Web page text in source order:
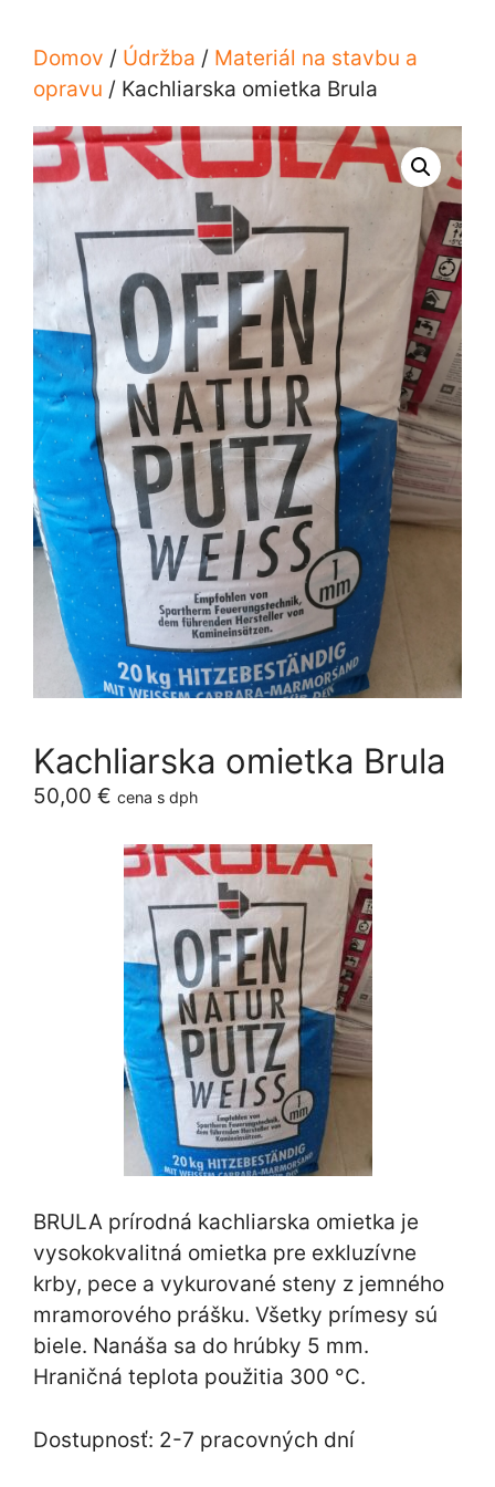
Domov / Údržba / Materiál na stavbu a
opravu / Kachliarska omietka Brula
Kachliarska omietka Brula
50,00 € cena s dph
BRULA prírodná kachliarska omietka je
vysokokvalitná omietka pre exkluzívne
krby, pece a vykurované steny z jemného
mramorového prášku. Všetky prímesy sú
biele. Nanáša sa do hrúbky 5 mm.
Hraničná teplota použitia 300 °C.
Dostupnosť: 2-7 pracovných dní